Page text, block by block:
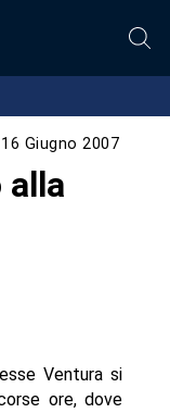
16 Giugno 2007
alla
Ventura si
ore, dove